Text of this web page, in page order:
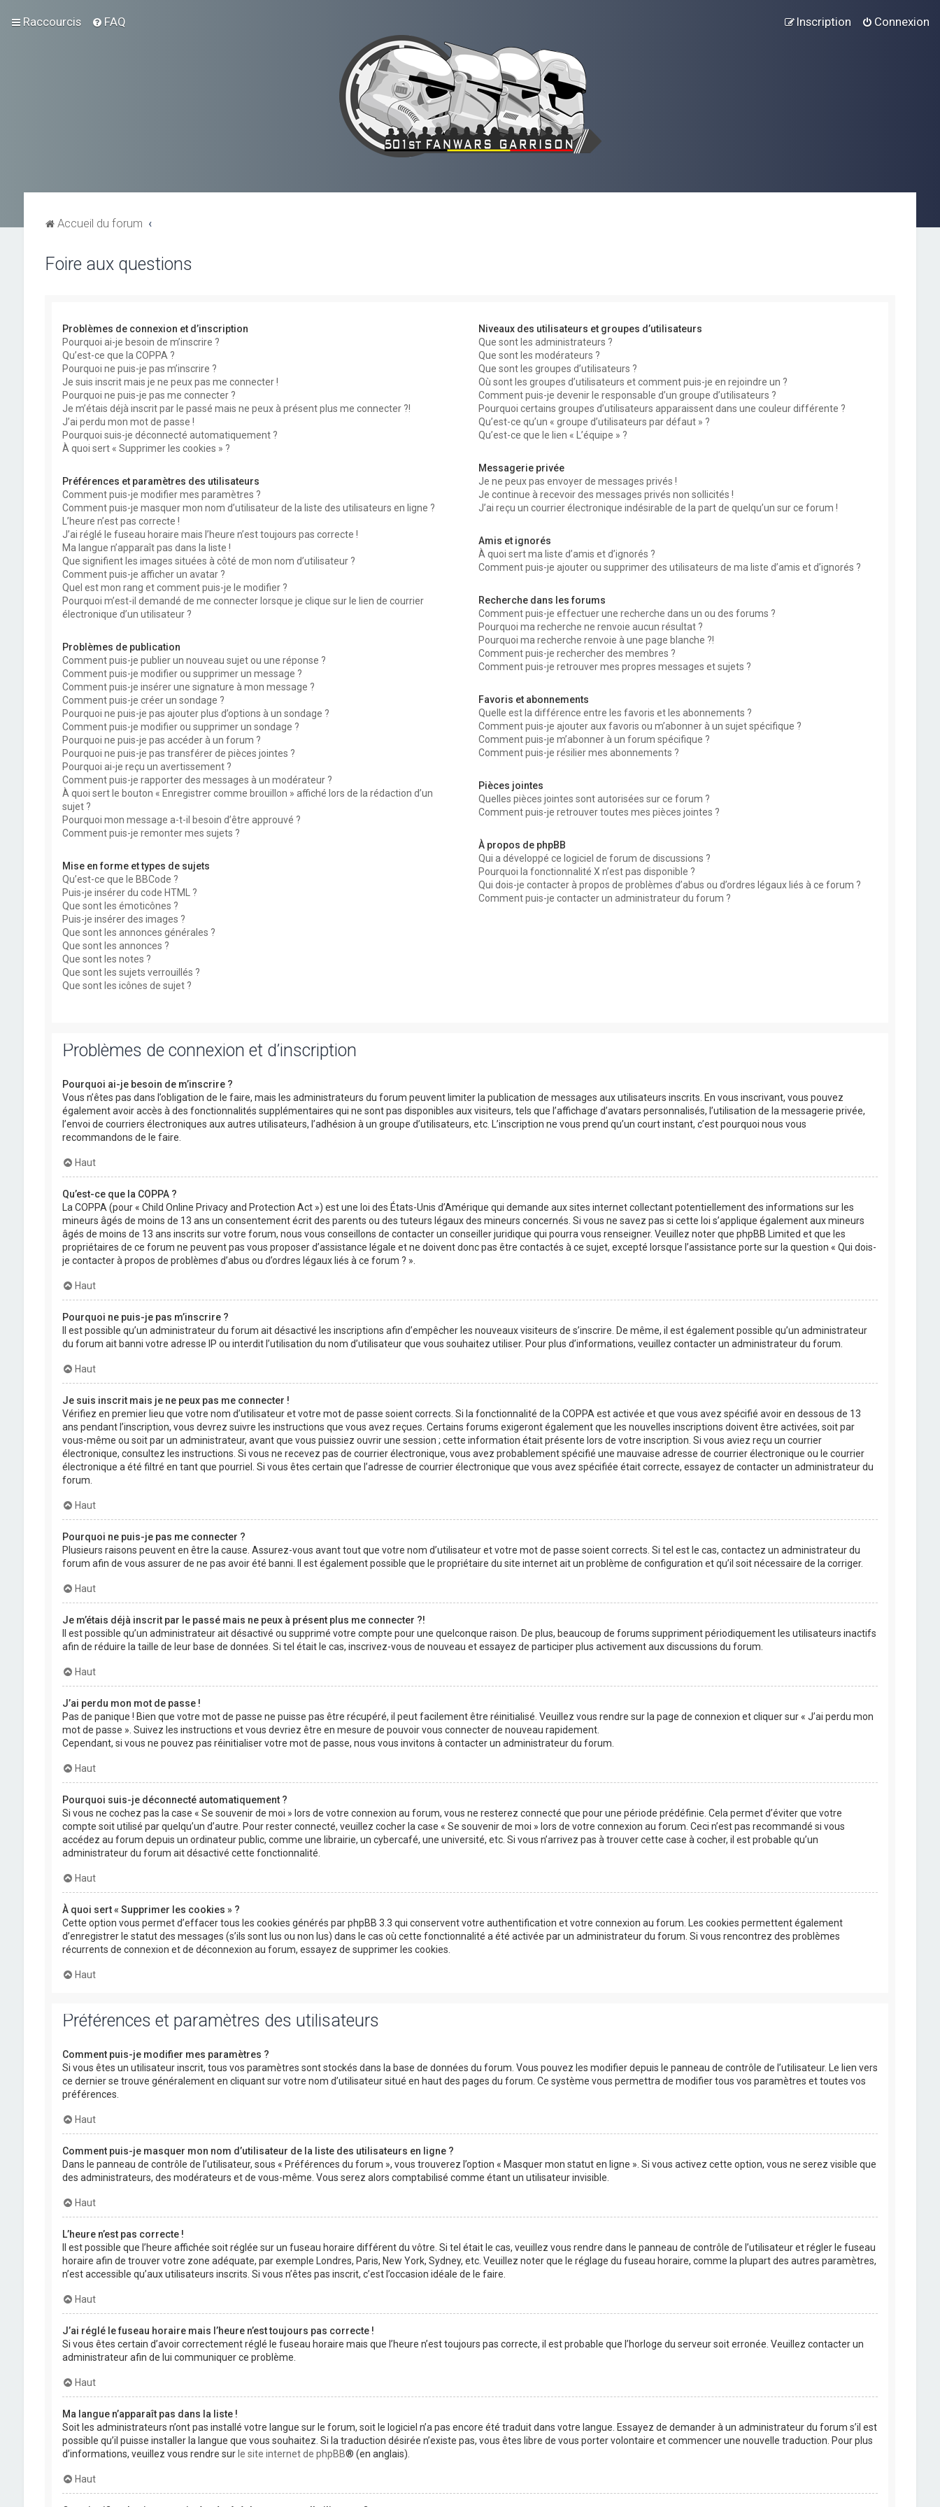
Raccourcis FAQ Connexion
Inscription
Accueil du forum
Foire aux questions
Problèmes de connexion et d’inscription
Pourquoi ai-je besoin de m’inscrire ?
Qu’est-ce que la COPPA ?
Pourquoi ne puis-je pas m’inscrire ?
Je suis inscrit mais je ne peux pas me connecter !
Pourquoi ne puis-je pas me connecter ?
Je m’étais déjà inscrit par le passé mais ne peux à présent plus me connecter ?!
J’ai perdu mon mot de passe !
Pourquoi suis-je déconnecté automatiquement ?
À quoi sert « Supprimer les cookies » ?
Préférences et paramètres des utilisateurs
Comment puis-je modifier mes paramètres ?
Comment puis-je masquer mon nom d’utilisateur de la liste des utilisateurs en ligne ?
L’heure n’est pas correcte !
J’ai réglé le fuseau horaire mais l’heure n’est toujours pas correcte !
Ma langue n’apparaît pas dans la liste !
Que signifient les images situées à côté de mon nom d’utilisateur ?
Comment puis-je afficher un avatar ?
Quel est mon rang et comment puis-je le modifier ?
Pourquoi m’est-il demandé de me connecter lorsque je clique sur le lien de courrier
électronique d’un utilisateur ?
Problèmes de publication
Comment puis-je publier un nouveau sujet ou une réponse ?
Comment puis-je modifier ou supprimer un message ?
Comment puis-je insérer une signature à mon message ?
Comment puis-je créer un sondage ?
Pourquoi ne puis-je pas ajouter plus d’options à un sondage ?
Comment puis-je modifier ou supprimer un sondage ?
Pourquoi ne puis-je pas accéder à un forum ?
Pourquoi ne puis-je pas transférer de pièces jointes ?
Pourquoi ai-je reçu un avertissement ?
Comment puis-je rapporter des messages à un modérateur ?
À quoi sert le bouton « Enregistrer comme brouillon » affiché lors de la rédaction d’un
sujet ?
Pourquoi mon message a-t-il besoin d’être approuvé ?
Comment puis-je remonter mes sujets ?
Mise en forme et types de sujets
Qu’est-ce que le BBCode ?
Puis-je insérer du code HTML ?
Que sont les émoticônes ?
Puis-je insérer des images ?
Que sont les annonces générales ?
Que sont les annonces ?
Que sont les notes ?
Que sont les sujets verrouillés ?
Que sont les icônes de sujet ?
Niveaux des utilisateurs et groupes d’utilisateurs
Que sont les administrateurs ?
Que sont les modérateurs ?
Que sont les groupes d’utilisateurs ?
Où sont les groupes d’utilisateurs et comment puis-je en rejoindre un ?
Comment puis-je devenir le responsable d’un groupe d’utilisateurs ?
Pourquoi certains groupes d’utilisateurs apparaissent dans une couleur différente ?
Qu’est-ce qu’un « groupe d’utilisateurs par défaut » ?
Qu’est-ce que le lien « L’équipe » ?
Messagerie privée
Je ne peux pas envoyer de messages privés !
Je continue à recevoir des messages privés non sollicités !
J’ai reçu un courrier électronique indésirable de la part de quelqu’un sur ce forum !
Amis et ignorés
À quoi sert ma liste d’amis et d’ignorés ?
Comment puis-je ajouter ou supprimer des utilisateurs de ma liste d’amis et d’ignorés ?
Recherche dans les forums
Comment puis-je effectuer une recherche dans un ou des forums ?
Pourquoi ma recherche ne renvoie aucun résultat ?
Pourquoi ma recherche renvoie à une page blanche ?!
Comment puis-je rechercher des membres ?
Comment puis-je retrouver mes propres messages et sujets ?
Favoris et abonnements
Quelle est la différence entre les favoris et les abonnements ?
Comment puis-je ajouter aux favoris ou m’abonner à un sujet spécifique ?
Comment puis-je m’abonner à un forum spécifique ?
Comment puis-je résilier mes abonnements ?
Pièces jointes
Quelles pièces jointes sont autorisées sur ce forum ?
Comment puis-je retrouver toutes mes pièces jointes ?
À propos de phpBB
Qui a développé ce logiciel de forum de discussions ?
Pourquoi la fonctionnalité X n’est pas disponible ?
Qui dois-je contacter à propos de problèmes d’abus ou d’ordres légaux liés à ce forum ?
Comment puis-je contacter un administrateur du forum ?
Problèmes de connexion et d’inscription
Pourquoi ai-je besoin de m’inscrire ?
Vous n’êtes pas dans l’obligation de le faire, mais les administrateurs du forum peuvent limiter la publication de messages aux utilisateurs inscrits. En vous inscrivant, vous pouvez
également avoir accès à des fonctionnalités supplémentaires qui ne sont pas disponibles aux visiteurs, tels que l’affichage d’avatars personnalisés, l’utilisation de la messagerie privée,
l’envoi de courriers électroniques aux autres utilisateurs, l’adhésion à un groupe d’utilisateurs, etc. L’inscription ne vous prend qu’un court instant, c’est pourquoi nous vous
recommandons de le faire.
Haut
Qu’est-ce que la COPPA ?
La COPPA (pour « Child Online Privacy and Protection Act ») est une loi des États-Unis d’Amérique qui demande aux sites internet collectant potentiellement des informations sur les
mineurs âgés de moins de 13 ans un consentement écrit des parents ou des tuteurs légaux des mineurs concernés. Si vous ne savez pas si cette loi s’applique également aux mineurs
âgés de moins de 13 ans inscrits sur votre forum, nous vous conseillons de contacter un conseiller juridique qui pourra vous renseigner. Veuillez noter que phpBB Limited et que les
propriétaires de ce forum ne peuvent pas vous proposer d’assistance légale et ne doivent donc pas être contactés à ce sujet, excepté lorsque l’assistance porte sur la question « Qui dois-
je contacter à propos de problèmes d’abus ou d’ordres légaux liés à ce forum ? ».
Haut
Pourquoi ne puis-je pas m’inscrire ?
Il est possible qu’un administrateur du forum ait désactivé les inscriptions afin d’empêcher les nouveaux visiteurs de s’inscrire. De même, il est également possible qu’un administrateur
du forum ait banni votre adresse IP ou interdit l’utilisation du nom d’utilisateur que vous souhaitez utiliser. Pour plus d’informations, veuillez contacter un administrateur du forum.
Haut
Je suis inscrit mais je ne peux pas me connecter !
Vérifiez en premier lieu que votre nom d’utilisateur et votre mot de passe soient corrects. Si la fonctionnalité de la COPPA est activée et que vous avez spécifié avoir en dessous de 13
ans pendant l’inscription, vous devrez suivre les instructions que vous avez reçues. Certains forums exigeront également que les nouvelles inscriptions doivent être activées, soit par
vous-même ou soit par un administrateur, avant que vous puissiez ouvrir une session ; cette information était présente lors de votre inscription. Si vous aviez reçu un courrier
électronique, consultez les instructions. Si vous ne recevez pas de courrier électronique, vous avez probablement spécifié une mauvaise adresse de courrier électronique ou le courrier
électronique a été filtré en tant que pourriel. Si vous êtes certain que l’adresse de courrier électronique que vous avez spécifiée était correcte, essayez de contacter un administrateur du
forum.
Haut
Pourquoi ne puis-je pas me connecter ?
Plusieurs raisons peuvent en être la cause. Assurez-vous avant tout que votre nom d’utilisateur et votre mot de passe soient corrects. Si tel est le cas, contactez un administrateur du
forum afin de vous assurer de ne pas avoir été banni. Il est également possible que le propriétaire du site internet ait un problème de configuration et qu’il soit nécessaire de la corriger.
Haut
Je m’étais déjà inscrit par le passé mais ne peux à présent plus me connecter ?!
Il est possible qu’un administrateur ait désactivé ou supprimé votre compte pour une quelconque raison. De plus, beaucoup de forums suppriment périodiquement les utilisateurs inactifs
afin de réduire la taille de leur base de données. Si tel était le cas, inscrivez-vous de nouveau et essayez de participer plus activement aux discussions du forum.
Haut
J’ai perdu mon mot de passe !
Pas de panique ! Bien que votre mot de passe ne puisse pas être récupéré, il peut facilement être réinitialisé. Veuillez vous rendre sur la page de connexion et cliquer sur « J’ai perdu mon
mot de passe ». Suivez les instructions et vous devriez être en mesure de pouvoir vous connecter de nouveau rapidement.
Cependant, si vous ne pouvez pas réinitialiser votre mot de passe, nous vous invitons à contacter un administrateur du forum.
Haut
Pourquoi suis-je déconnecté automatiquement ?
Si vous ne cochez pas la case « Se souvenir de moi » lors de votre connexion au forum, vous ne resterez connecté que pour une période prédéfinie. Cela permet d’éviter que votre
compte soit utilisé par quelqu’un d’autre. Pour rester connecté, veuillez cocher la case « Se souvenir de moi » lors de votre connexion au forum. Ceci n’est pas recommandé si vous
accédez au forum depuis un ordinateur public, comme une librairie, un cybercafé, une université, etc. Si vous n’arrivez pas à trouver cette case à cocher, il est probable qu’un
administrateur du forum ait désactivé cette fonctionnalité.
Haut
À quoi sert « Supprimer les cookies » ?
Cette option vous permet d’effacer tous les cookies générés par phpBB 3.3 qui conservent votre authentification et votre connexion au forum. Les cookies permettent également
d’enregistrer le statut des messages (s’ils sont lus ou non lus) dans le cas où cette fonctionnalité a été activée par un administrateur du forum. Si vous rencontrez des problèmes
récurrents de connexion et de déconnexion au forum, essayez de supprimer les cookies.
Haut
Préférences et paramètres des utilisateurs
Comment puis-je modifier mes paramètres ?
Si vous êtes un utilisateur inscrit, tous vos paramètres sont stockés dans la base de données du forum. Vous pouvez les modifier depuis le panneau de contrôle de l’utilisateur. Le lien vers
ce dernier se trouve généralement en cliquant sur votre nom d’utilisateur situé en haut des pages du forum. Ce système vous permettra de modifier tous vos paramètres et toutes vos
préférences.
Haut
Comment puis-je masquer mon nom d’utilisateur de la liste des utilisateurs en ligne ?
Dans le panneau de contrôle de l’utilisateur, sous « Préférences du forum », vous trouverez l’option « Masquer mon statut en ligne ». Si vous activez cette option, vous ne serez visible que
des administrateurs, des modérateurs et de vous-même. Vous serez alors comptabilisé comme étant un utilisateur invisible.
Haut
L’heure n’est pas correcte !
Il est possible que l’heure affichée soit réglée sur un fuseau horaire différent du vôtre. Si tel était le cas, veuillez vous rendre dans le panneau de contrôle de l’utilisateur et régler le fuseau
horaire afin de trouver votre zone adéquate, par exemple Londres, Paris, New York, Sydney, etc. Veuillez noter que le réglage du fuseau horaire, comme la plupart des autres paramètres,
n’est accessible qu’aux utilisateurs inscrits. Si vous n’êtes pas inscrit, c’est l’occasion idéale de le faire.
Haut
J’ai réglé le fuseau horaire mais l’heure n’est toujours pas correcte !
Si vous êtes certain d’avoir correctement réglé le fuseau horaire mais que l’heure n’est toujours pas correcte, il est probable que l’horloge du serveur soit erronée. Veuillez contacter un
administrateur afin de lui communiquer ce problème.
Haut
Ma langue n’apparaît pas dans la liste !
Soit les administrateurs n’ont pas installé votre langue sur le forum, soit le logiciel n’a pas encore été traduit dans votre langue. Essayez de demander à un administrateur du forum s’il est
possible qu’il puisse installer la langue que vous souhaitez. Si la traduction désirée n’existe pas, vous êtes libre de vous porter volontaire et commencer une nouvelle traduction. Pour plus
d’informations, veuillez vous rendre sur le site internet de phpBB® (en anglais).
Haut